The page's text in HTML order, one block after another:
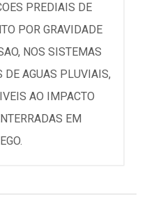
PREDIAIS DE
POR GRAVIDADE
NOS SISTEMAS
DE AGUAS PLUVIAIS,
AO IMPACTO
EM